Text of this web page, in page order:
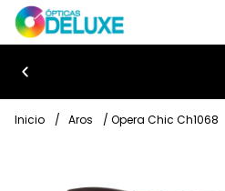
Bienvenido a Ópticas Deluxe
Inicio / Aros / Opera Chic Ch1068